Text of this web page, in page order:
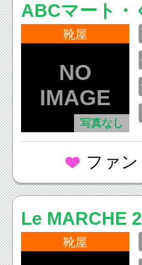
ABCマート・
靴屋
写真なし
ファン
Le MARCHE 2
靴屋